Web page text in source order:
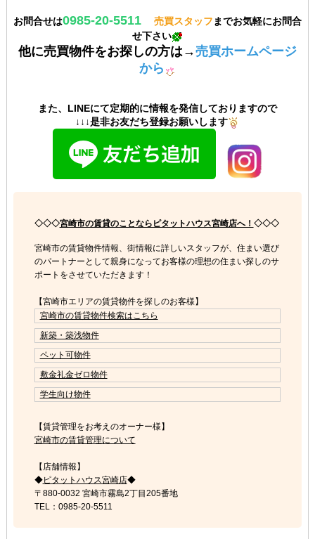
お問合せは0985-20-5511 売買スタッフ までお気軽にお問合
せ下さい
他に売買物件をお探しの方は→売買ホームページ
から
また、LINEにて定期的に情報を発信しておりますので
↓↓↓是非お友だち登録お願いします
◇◇◇宮崎市の賃貸のことならピタットハウス宮崎店へ！ ◇◇◇
宮崎市の賃貸物件情報、街情報に詳しいスタッフが、住まい選び
のパートナーとして親身になってお客様の理想の住まい探しのサ
ポートをさせていただきます！
【宮崎市エリアの賃貸物件を探しのお客様】
宮崎市の賃貸物件検索はこちら
新築・築浅物件
ペット可物件
敷金礼金ゼロ物件
学生向け物件
【賃貸管理をお考えのオーナー様】
宮崎市の賃貸管理について
【店舗情報】
◆ピタットハウス宮崎店◆
〒880-0032 宮崎市霧島2丁目205番地
TEL：0985-20-5511